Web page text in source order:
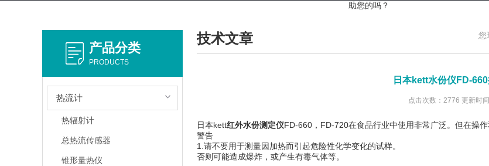
助您的吗？
产品分类
PRODUCTS
热流计
热辐射计
总热流传感器
锥形量热仪
技术文章 您
日本kett水份仪FD-
点击次数：2776 更新时
日本kett红外水份测定仪FD-660，FD-720在食品行业中使用非常广泛。但在操
警告
1.请不要用于测量因加热而引起危险性化学变化的试样。
否则可能造成爆炸，或产生有毒气体等。